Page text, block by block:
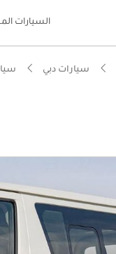
السيارات
سيارات دبي